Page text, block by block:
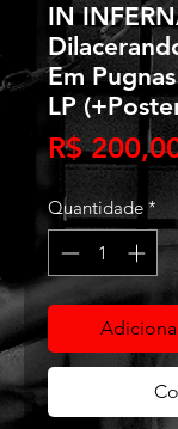
IN
Em
LP
R$
Quantidade *